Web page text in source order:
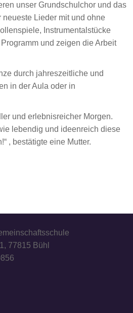
unser Grundschulchor und das
Lieder mit und ohne
Instrumentalstücke
und zeigen die Arbeit
durch jahreszeitliche und
in der Aula oder in
und erlebnisreicher Morgen.
lebendig und ideenreich diese
, bestätigte eine Mutter.
77815 Bühl